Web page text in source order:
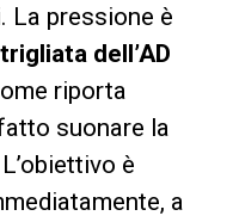
La pressione è
dell’AD
riporta
suonare la
è
a